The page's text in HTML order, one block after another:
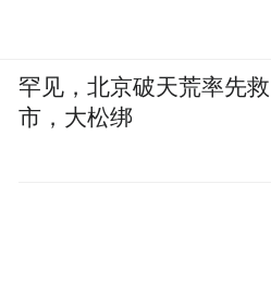
罕见，北京破天荒率先救
市，大松绑